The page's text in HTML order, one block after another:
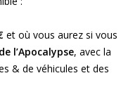
et où vous aurez si vous
l’Apocalypse, avec la
& de véhicules et des